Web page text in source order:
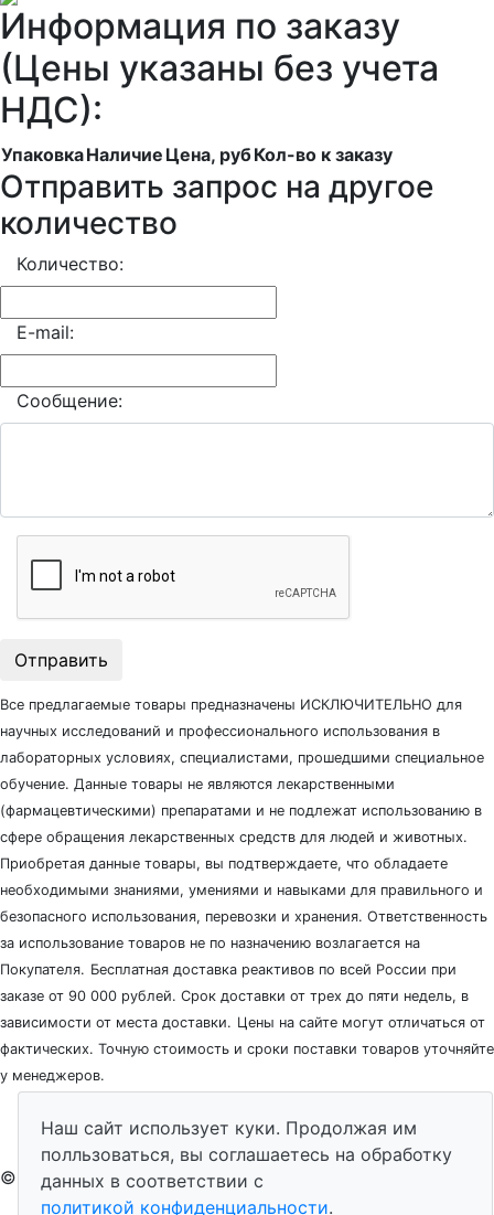
Информация по заказу
(Цены указаны без учета
НДС):
УпаковкаНаличие Цена, рубКол-во к заказу
Отправить запрос на другое
количество
Количество:
E-mail:
Сообщение:
Отправить
Все предлагаемые товары предназначены ИСКЛЮЧИТЕЛЬНО для
научных исследований и профессионального использования в
лабораторных условиях, специалистами, прошедшими специальное
обучение. Данные товары не являются лекарственными
(фармацевтическими) препаратами и не подлежат использованию в
сфере обращения лекарственных средств для людей и животных.
Приобретая данные товары, вы подтверждаете, что обладаете
необходимыми знаниями, умениями и навыками для правильного и
безопасного использования, перевозки и хранения. Ответственность
за использование товаров не по назначению возлагается на
Покупателя. Бесплатная доставка реактивов по всей России при
заказе от 90 000 рублей. Срок доставки от трех до пяти недель, в
зависимости от места доставки. Цены на сайте могут отличаться от
фактических. Точную стоимость и сроки поставки товаров уточняйте
у менеджеров.
© 2026 - ЛабЭксперт
Наш сайт использует куки. Продолжая им
полльзоваться, вы соглашаетесь на обработку
данных в соответствии с
политикой конфиденциальности.